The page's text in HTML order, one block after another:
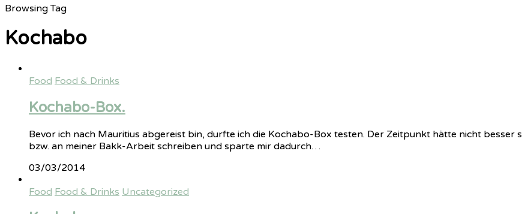
Browsing Tag
Kochabo
Food Food & Drinks
Kochabo-Box.
Bevor ich nach Mauritius abgereist bin, durfte ich die Kochabo-Box testen. Der Zeitpunkt hätte nicht
bzw. an meiner Bakk-Arbeit schreiben und sparte mir dadurch…
03/03/2014
Food Food & Drinks Uncategorized